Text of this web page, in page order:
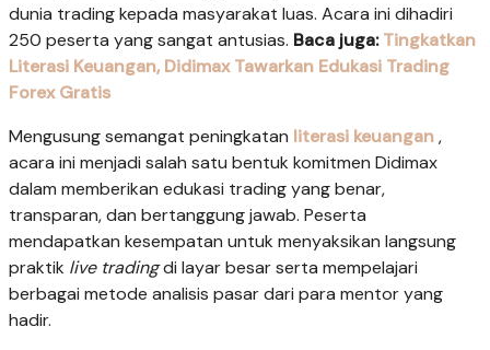
dunia trading kepada masyarakat luas. Acara ini dihadiri
250 peserta yang sangat antusias. Baca juga: Tingkatkan
Literasi Keuangan, Didimax Tawarkan Edukasi Trading
Forex Gratis
Mengusung semangat peningkatan literasi keuangan,
acara ini menjadi salah satu bentuk komitmen Didimax
dalam memberikan edukasi trading yang benar,
transparan, dan bertanggung jawab. Peserta
mendapatkan kesempatan untuk menyaksikan langsung
praktik live tradingdi layar besar serta mempelajari
berbagai metode analisis pasar dari para mentor yang
hadir.